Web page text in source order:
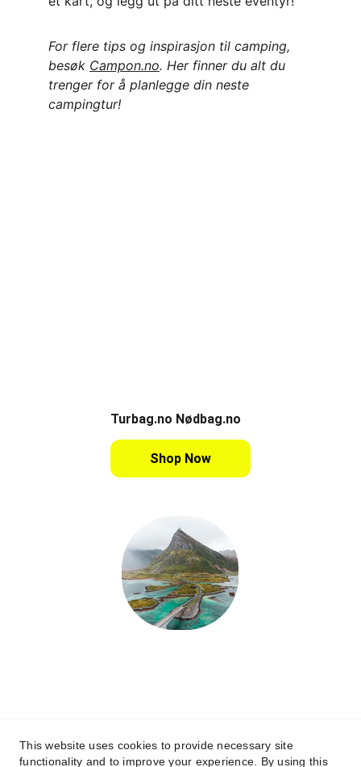
For flere tips og inspirasjon til camping,
besøk Campon.no. Her finner du alt du
trenger for å planlegge din neste
campingtur!
Turbag.no Nødbag.no
Shop Now
This website uses cookies to provide necessary site
functionality and to improve your experience. By using this